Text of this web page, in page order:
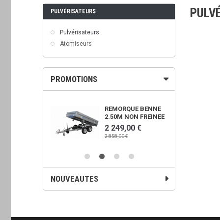
PULVÉRISATEURS
Pulvérisateurs
Atomiseurs
PROMOTIONS
REMORQUE BENNE
2.50M NON FREINEE
2 249,00 €
2 858,00 €
NOUVEAUTES